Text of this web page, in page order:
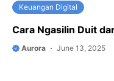
Keuangan Digital
Cara Ngasilin Duit
Aurora June 13, 2025